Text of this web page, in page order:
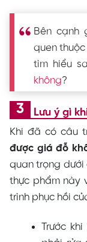
Bên cạnh
quen
tìm hiểu
không?
Lưu ý gì
Khi đã có câu
được giá đỗ
quan trọng dưới
thực phẩm này
trình phục hồi
Trước